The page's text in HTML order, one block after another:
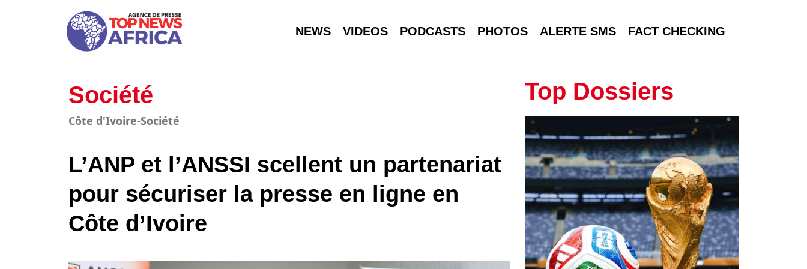
NEWS VIDEOS PODCASTS PHOTOS ALERTE SMS FACT CHECKING
Société
Côte d'Ivoire-Société
L’ANP et l’ANSSI scellent un partenariat
pour sécuriser la presse en ligne en
Côte d’Ivoire
Top Dossiers